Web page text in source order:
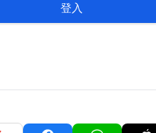
登入